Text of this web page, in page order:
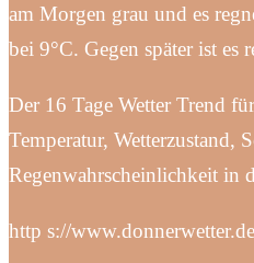
am Morgen grau und es
bei 9°C. Gegen später ist es
Der 16 Tage Wetter Trend
Temperatur, Wetterzustand,
Regenwahrscheinlichkeit in
http s://